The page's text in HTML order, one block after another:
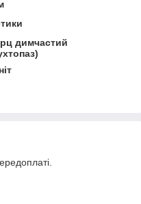
димчастий